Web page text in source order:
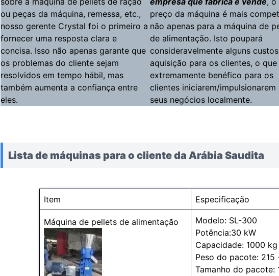
ou peças da máquina, remessa, etc.,
nosso gerente Crystal foi o primeiro a
fornecer uma resposta clara e
concisa. Isso não apenas garante que
os problemas do cliente sejam
resolvidos em tempo hábil, mas
também aumenta a confiança entre
eles.
preço da máquina é mais
não apenas para a máquina de
de alimentação. Isto poupará
consideravelmente alguns
aquisição para os clientes, o que
extremamente benéfico para os
clientes iniciarem/impulsionarem
seus negócios localmente.
Lista de máquinas para o cliente da Arábia Saudita
Item Especificação
Máquina de pellets de alimentação
Modelo: SL-300
Potência:30 kW
Capacidade: 1000
Peso do pacote: 215
Tamanho do pacote: